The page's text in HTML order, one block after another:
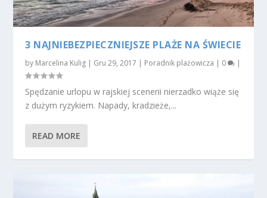
3 NAJNIEBEZPIECZNIEJSZE PLAŻE NA ŚWIECIE
by Marcelina Kulig | Gru 29, 2017 | Poradnik plażowicza | 0 |
Spędzanie urlopu w rajskiej scenerii nierzadko wiąże się
z dużym ryzykiem. Napady, kradzieże,...
READ MORE